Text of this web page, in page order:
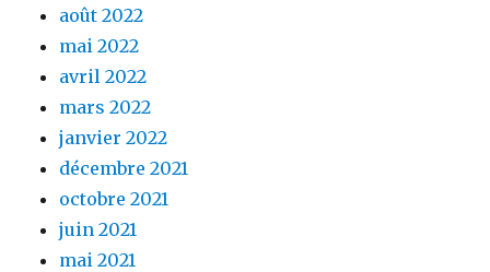
août 2022
mai 2022
avril 2022
mars 2022
janvier 2022
décembre 2021
octobre 2021
juin 2021
mai 2021